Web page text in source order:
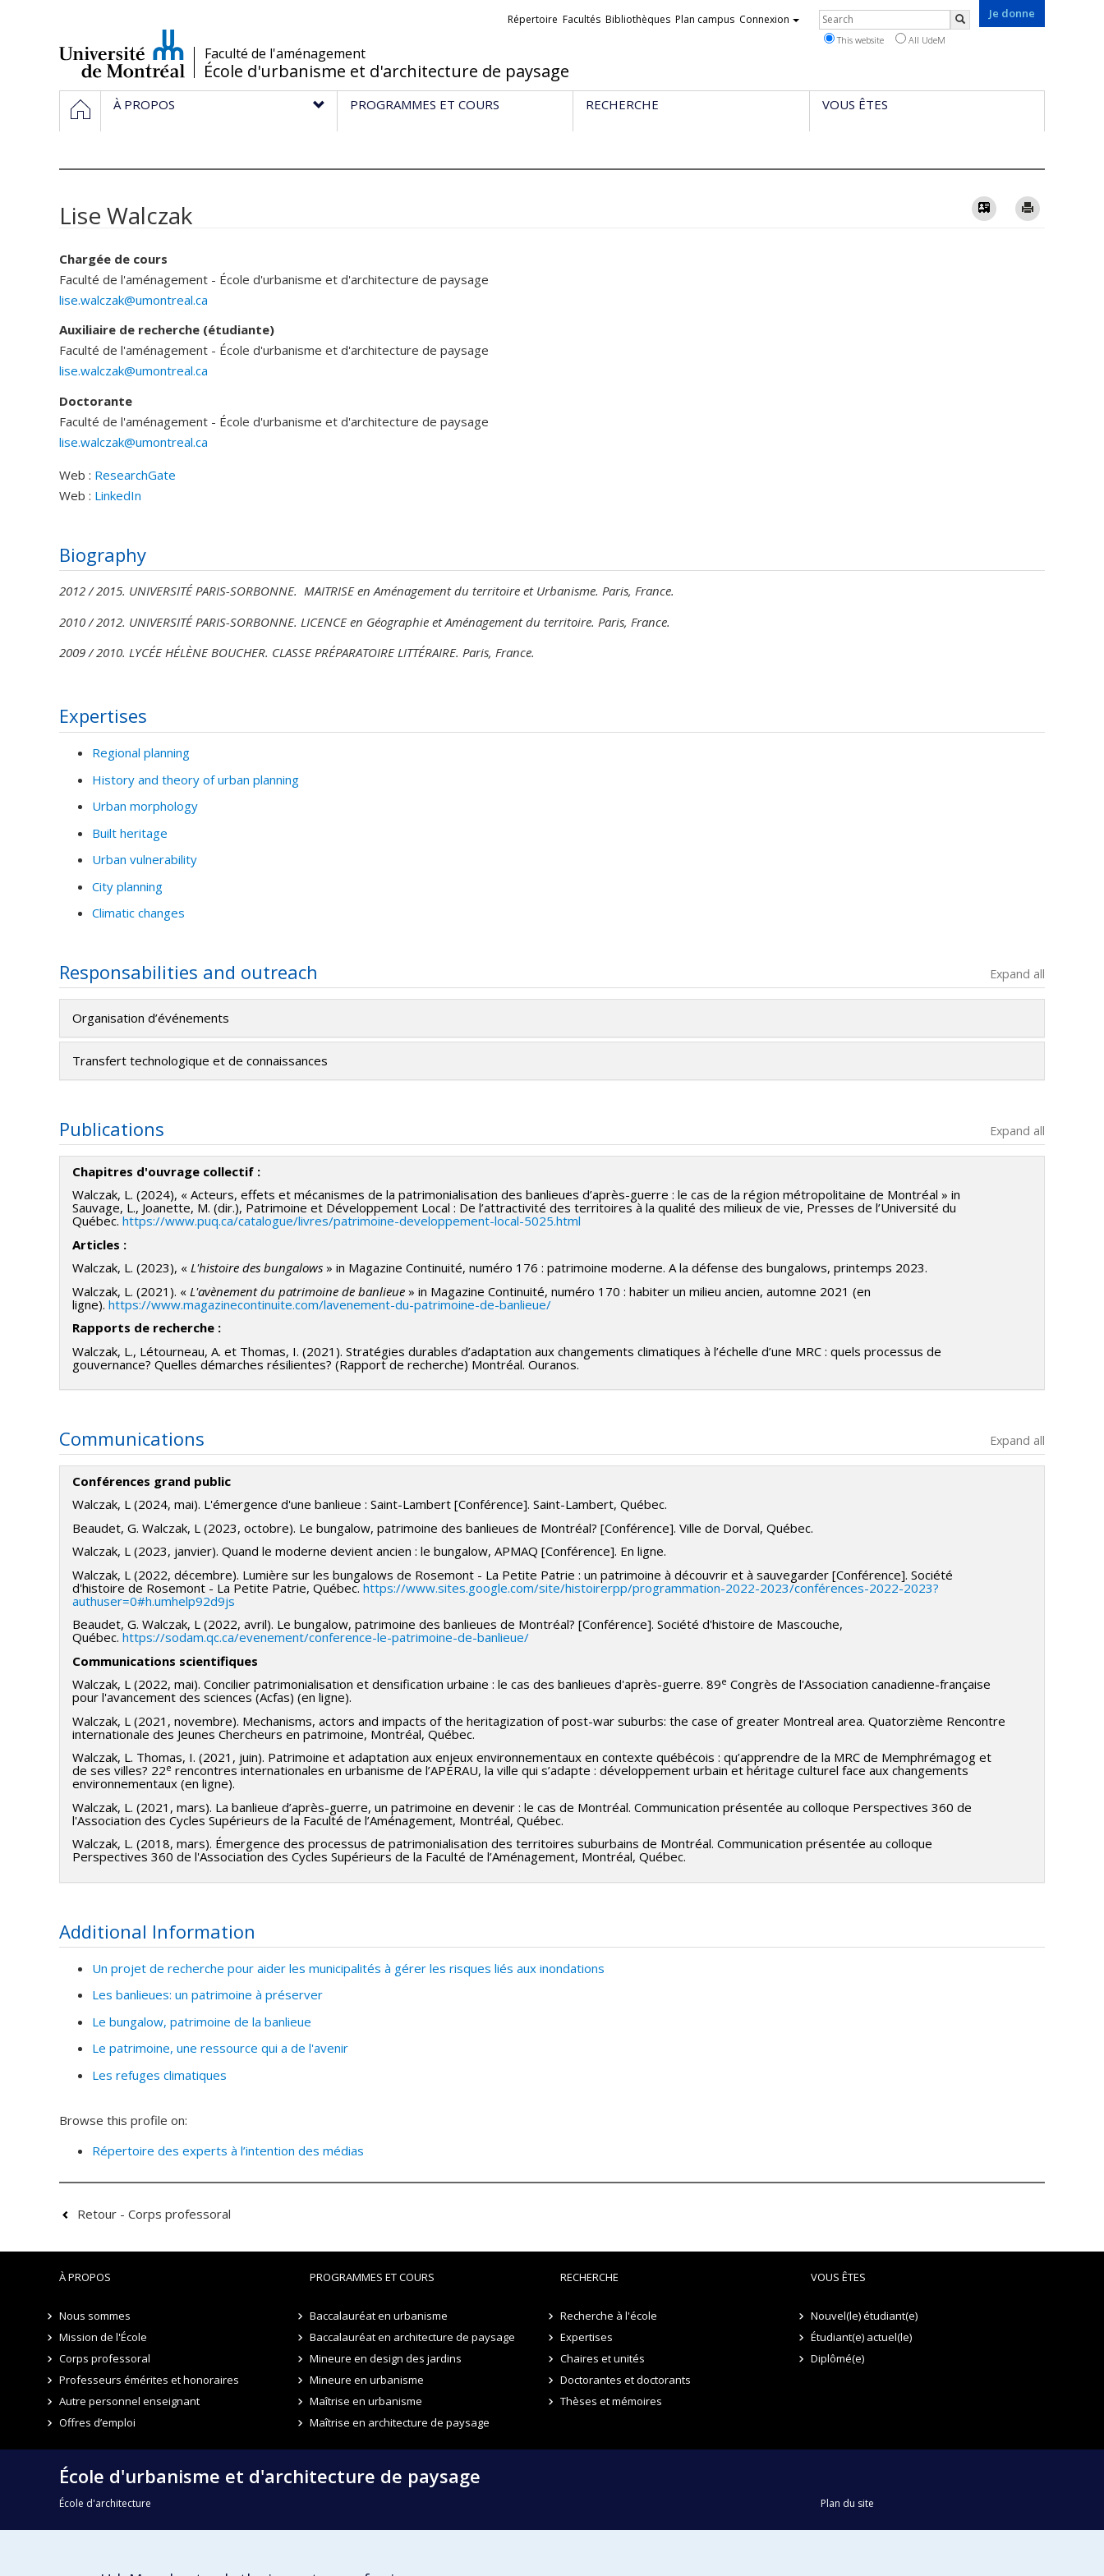
/Faculté de l'aménagement
École d'urbanisme et d'architecture de paysage
Je donne
Liens
Répertoire Facultés Bibliothèques Plan campus Connexion Rechercher
This website All UdeM
Navigation
principale
HOMEÀ PROPOS PROGRAMMES ET COURS RECHERCHE VOUS ÊTES
Lise Walczak Vcard
Chargée de cours
Faculté de l'aménagement - École d'urbanisme et d'architecture de paysage
lise.walczak@umontreal.ca
Auxiliaire de recherche (étudiante)
Faculté de l'aménagement - École d'urbanisme et d'architecture de paysage
lise.walczak@umontreal.ca
Doctorante
Faculté de l'aménagement - École d'urbanisme et d'architecture de paysage
lise.walczak@umontreal.ca
Web : ResearchGate
Web : LinkedIn
Biography
2012 / 2015. UNIVERSITÉ PARIS-SORBONNE. MAITRISE en Aménagement du territoire et Urbanisme. Paris, France.
2010 / 2012. UNIVERSITÉ PARIS-SORBONNE. LICENCE en Géographie et Aménagement du territoire. Paris, France.
2009 / 2010. LYCÉE HÉLÈNE BOUCHER. CLASSE PRÉPARATOIRE LITTÉRAIRE. Paris, France.
Expertises
Regional planning
History and theory of urban planning
Urban morphology
Built heritage
Urban vulnerability
City planning
Climatic changes
Responsabilities and outreach Expand all
Organisation d’événements
Transfert technologique et de connaissances
Publications Expand all
Chapitres d'ouvrage collectif :
Walczak, L. (2024), « Acteurs, effets et mécanismes de la patrimonialisation des banlieues d’après-guerre : le cas de la région métropolitaine de Montréal » in
Sauvage, L., Joanette, M. (dir.), Patrimoine et Développement Local : De l’attractivité des territoires à la qualité des milieux de vie, Presses de l’Université du
Québec. https://www.puq.ca/catalogue/livres/patrimoine-developpement-local-5025.html
Articles :
Walczak, L. (2023), « L'histoire des bungalows » in Magazine Continuité, numéro 176 : patrimoine moderne. A la défense des bungalows, printemps 2023.
Walczak, L. (2021). « L'avènement du patrimoine de banlieue » in Magazine Continuité, numéro 170 : habiter un milieu ancien, automne 2021 (en
ligne). https://www.magazinecontinuite.com/lavenement-du-patrimoine-de-banlieue/
Rapports de recherche :
Walczak, L., Létourneau, A. et Thomas, I. (2021). Stratégies durables d’adaptation aux changements climatiques à l’échelle d’une MRC : quels processus de
gouvernance? Quelles démarches résilientes? (Rapport de recherche) Montréal. Ouranos.
Communications Expand all
Conférences grand public
Walczak, L (2024, mai). L'émergence d'une banlieue : Saint-Lambert [Conférence]. Saint-Lambert, Québec.
Beaudet, G. Walczak, L (2023, octobre). Le bungalow, patrimoine des banlieues de Montréal? [Conférence]. Ville de Dorval, Québec.
Walczak, L (2023, janvier). Quand le moderne devient ancien : le bungalow, APMAQ [Conférence]. En ligne.
Walczak, L (2022, décembre). Lumière sur les bungalows de Rosemont - La Petite Patrie : un patrimoine à découvrir et à sauvegarder [Conférence]. Société
d'histoire de Rosemont - La Petite Patrie, Québec. https://www.sites.google.com/site/histoirerpp/programmation-2022-2023/conférences-2022-2023?
authuser=0#h.umhelp92d9js
Beaudet, G. Walczak, L (2022, avril). Le bungalow, patrimoine des banlieues de Montréal? [Conférence]. Société d'histoire de Mascouche,
Québec. https://sodam.qc.ca/evenement/conference-le-patrimoine-de-banlieue/
Communications scientifiques
Walczak, L (2022, mai). Concilier patrimonialisation et densification urbaine : le cas des banlieues d'après-guerre. 89e Congrès de l'Association canadienne-française
pour l'avancement des sciences (Acfas) (en ligne).
Walczak, L (2021, novembre). Mechanisms, actors and impacts of the heritagization of post-war suburbs: the case of greater Montreal area. Quatorzième Rencontre
internationale des Jeunes Chercheurs en patrimoine, Montréal, Québec.
Walczak, L. Thomas, I. (2021, juin). Patrimoine et adaptation aux enjeux environnementaux en contexte québécois : qu’apprendre de la MRC de Memphrémagog et
de ses villes? 22e rencontres internationales en urbanisme de l’APERAU, la ville qui s’adapte : développement urbain et héritage culturel face aux changements
environnementaux (en ligne).
Walczak, L. (2021, mars). La banlieue d’après-guerre, un patrimoine en devenir : le cas de Montréal. Communication présentée au colloque Perspectives 360 de
l'Association des Cycles Supérieurs de la Faculté de l’Aménagement, Montréal, Québec.
Walczak, L. (2018, mars). Émergence des processus de patrimonialisation des territoires suburbains de Montréal. Communication présentée au colloque
Perspectives 360 de l'Association des Cycles Supérieurs de la Faculté de l’Aménagement, Montréal, Québec.
Additional Information
Un projet de recherche pour aider les municipalités à gérer les risques liés aux inondations
Les banlieues: un patrimoine à préserver
Le bungalow, patrimoine de la banlieue
Le patrimoine, une ressource qui a de l'avenir
Les refuges climatiques
Browse this profile on:
Répertoire des experts à l’intention des médias
Retour - Corps professoral
À PROPOS
Nous sommes
Mission de l'École
Corps professoral
Professeurs émérites et honoraires
Autre personnel enseignant
Offres d’emploi
PROGRAMMES ET COURS
Baccalauréat en urbanisme
Baccalauréat en architecture de paysage
Mineure en design des jardins
Mineure en urbanisme
Maîtrise en urbanisme
Maîtrise en architecture de paysage
RECHERCHE
Recherche à l'école
Expertises
Chaires et unités
Doctorantes et doctorants
Thèses et mémoires
VOUS ÊTES
Nouvel(le) étudiant(e)
Étudiant(e) actuel(le)
Diplômé(e)
École d'urbanisme et d'architecture de paysage
École d'architecture
École de design
Plan du site
Accessibilité